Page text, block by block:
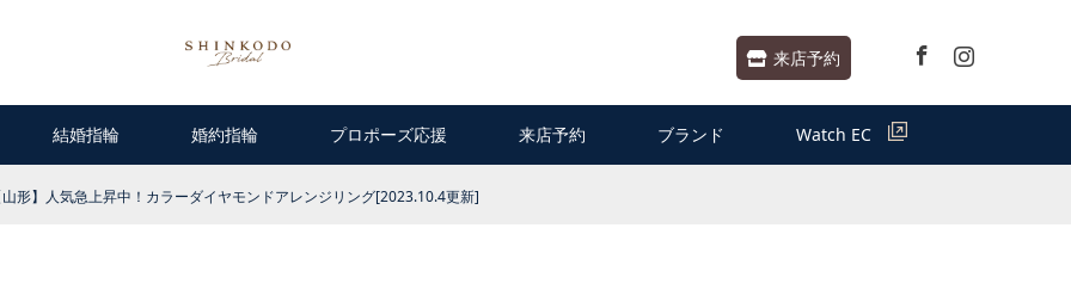
来店予約
Instagram
結婚指輪 婚約指輪 プロポーズ応援 来店予約 ブランド Watch EC
形】人気急上昇中！カラーダイヤモンドアレンジリング[2023.10.4更新]